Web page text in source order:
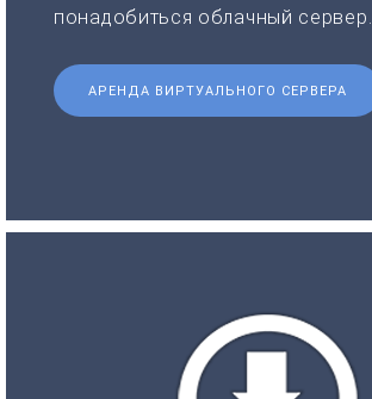
понадобиться облачный сервер.
АРЕНДА ВИРТУАЛЬНОГО СЕРВЕРА